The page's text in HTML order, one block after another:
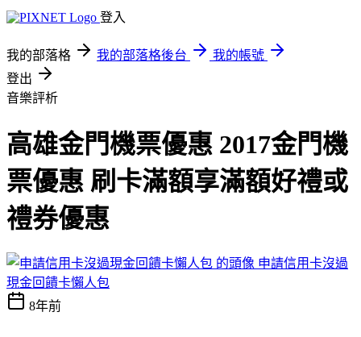
登入
我的部落格 我的部落格後台
我的帳號
登出
音樂評析
高雄金門機票優惠 2017金門機
票優惠 刷卡滿額享滿額好禮或
禮券優惠
申請信用卡沒過
現金回饋卡懶人包
8年前